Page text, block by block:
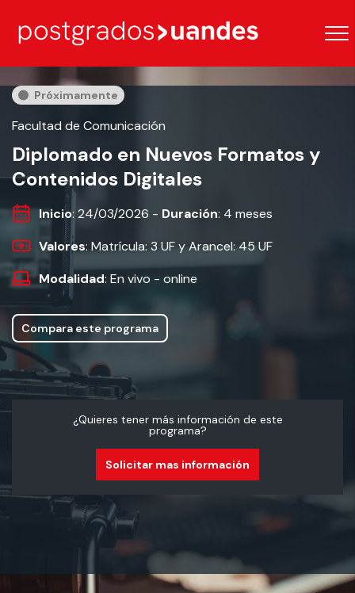
Próximamente
Facultad de Comunicación
Diplomado en Nuevos Formatos y
Contenidos Digitales
Inicio: 24/03/2026 - Duración: 4 meses
Valores: Matrícula: 3 UF y Arancel: 45 UF
Modalidad: En vivo - online
Compara este programa
¿Quieres tener más información de este
programa?
Solicitar mas información